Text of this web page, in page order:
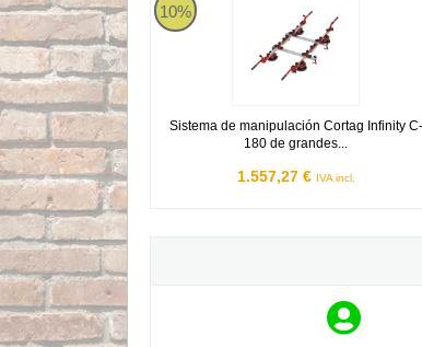
10%
Sistema de manipulación Cortag Infinity C-
180 de grandes...
1.557,27 € IVA incl.